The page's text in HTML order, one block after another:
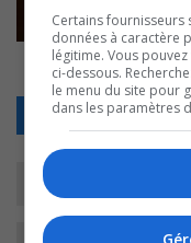
Retour
Certains
données à caractère
légitime. Vous
ci-dessous.
le menu du site pour
dans les paramètres